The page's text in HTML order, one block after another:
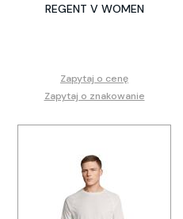
REGENT V WOMEN
Zapytaj o cenę
Zapytaj o znakowanie